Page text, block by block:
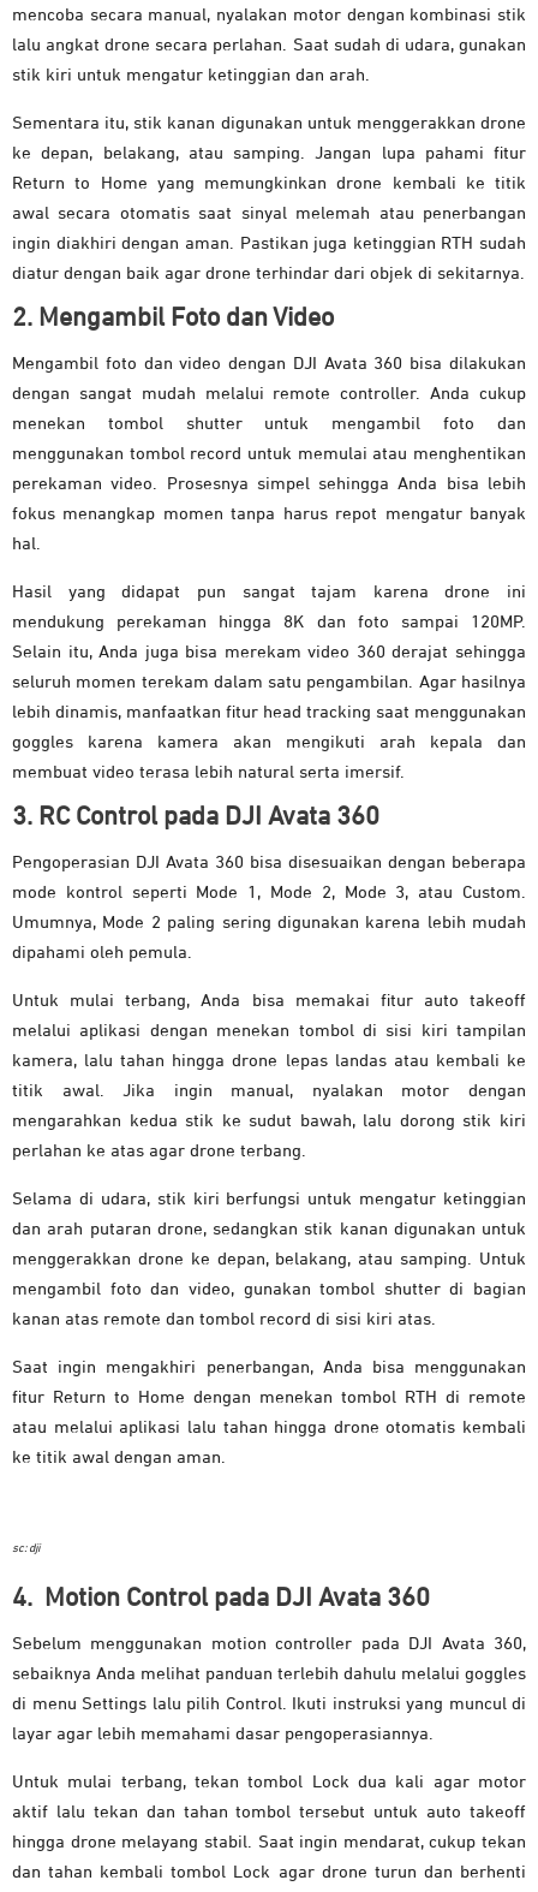
mencoba secara manual, nyalakan motor dengan kombinasi stik
lalu angkat drone secara perlahan. Saat sudah di udara, gunakan
stik kiri untuk mengatur ketinggian dan arah.
Sementara itu, stik kanan digunakan untuk menggerakkan drone
ke depan, belakang, atau samping. Jangan lupa pahami fitur
Return to Home yang memungkinkan drone kembali ke titik
awal secara otomatis saat sinyal melemah atau penerbangan
ingin diakhiri dengan aman. Pastikan juga ketinggian RTH sudah
diatur dengan baik agar drone terhindar dari objek di sekitarnya.
2. Mengambil Foto dan Video
Mengambil foto dan video dengan DJI Avata 360 bisa dilakukan
dengan sangat mudah melalui remote controller. Anda cukup
menekan tombol shutter untuk mengambil foto dan
menggunakan tombol record untuk memulai atau menghentikan
perekaman video. Prosesnya simpel sehingga Anda bisa lebih
fokus menangkap momen tanpa harus repot mengatur banyak
hal.
Hasil yang didapat pun sangat tajam karena drone ini
mendukung perekaman hingga 8K dan foto sampai 120MP.
Selain itu, Anda juga bisa merekam video 360 derajat sehingga
seluruh momen terekam dalam satu pengambilan. Agar hasilnya
lebih dinamis, manfaatkan fitur head tracking saat menggunakan
goggles karena kamera akan mengikuti arah kepala dan
membuat video terasa lebih natural serta imersif.
3. RC Control pada DJI Avata 360
Pengoperasian DJI Avata 360 bisa disesuaikan dengan beberapa
mode kontrol seperti Mode 1, Mode 2, Mode 3, atau Custom.
Umumnya, Mode 2 paling sering digunakan karena lebih mudah
dipahami oleh pemula.
Untuk mulai terbang, Anda bisa memakai fitur auto takeoff
melalui aplikasi dengan menekan tombol di sisi kiri tampilan
kamera, lalu tahan hingga drone lepas landas atau kembali ke
titik awal. Jika ingin manual, nyalakan motor dengan
mengarahkan kedua stik ke sudut bawah, lalu dorong stik kiri
perlahan ke atas agar drone terbang.
Selama di udara, stik kiri berfungsi untuk mengatur ketinggian
dan arah putaran drone, sedangkan stik kanan digunakan untuk
menggerakkan drone ke depan, belakang, atau samping. Untuk
mengambil foto dan video, gunakan tombol shutter di bagian
kanan atas remote dan tombol record di sisi kiri atas.
Saat ingin mengakhiri penerbangan, Anda bisa menggunakan
fitur Return to Home dengan menekan tombol RTH di remote
atau melalui aplikasi lalu tahan hingga drone otomatis kembali
ke titik awal dengan aman.
sc: dji
4. Motion Control pada DJI Avata 360
Sebelum menggunakan motion controller pada DJI Avata 360,
sebaiknya Anda melihat panduan terlebih dahulu melalui goggles
di menu Settings lalu pilih Control. Ikuti instruksi yang muncul di
layar agar lebih memahami dasar pengoperasiannya.
Untuk mulai terbang, tekan tombol Lock dua kali agar motor
aktif lalu tekan dan tahan tombol tersebut untuk auto takeoff
hingga drone melayang stabil. Saat ingin mendarat, cukup tekan
dan tahan kembali tombol Lock agar drone turun dan berhenti